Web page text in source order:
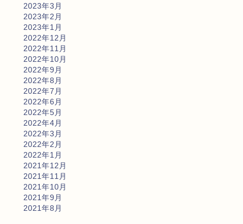
2023年3月
2023年2月
2023年1月
2022年12月
2022年11月
2022年10月
2022年9月
2022年8月
2022年7月
2022年6月
2022年5月
2022年4月
2022年3月
2022年2月
2022年1月
2021年12月
2021年11月
2021年10月
2021年9月
2021年8月